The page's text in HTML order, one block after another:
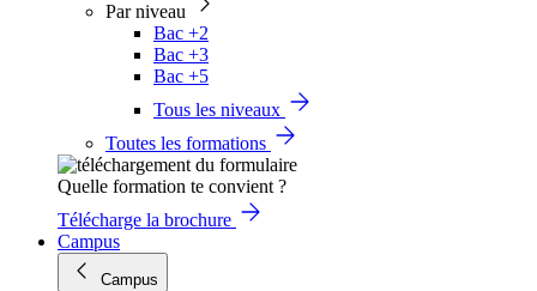
Par niveau
Bac +2
Bac +3
Bac +5
Tous les niveaux
Toutes les formations
Quelle formation te convient ?
Télécharge la brochure
Campus
Campus